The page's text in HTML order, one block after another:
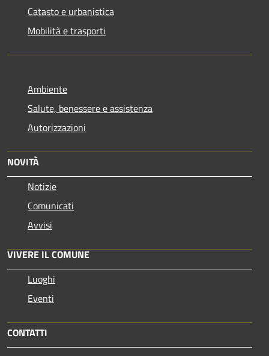
Catasto e urbanistica
Mobilità e trasporti
Ambiente
Salute, benessere e assistenza
Autorizzazioni
NOVITÀ
Notizie
Comunicati
Avvisi
VIVERE IL COMUNE
Luoghi
Eventi
CONTATTI